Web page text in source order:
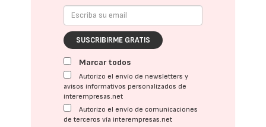
SUSCRIBIRME GRATIS
Marcar todos
Autorizo el envío de newsletters y
avisos informativos personalizados de
interempresas.net
Autorizo el envío de comunicaciones
de terceros vía interempresas.net